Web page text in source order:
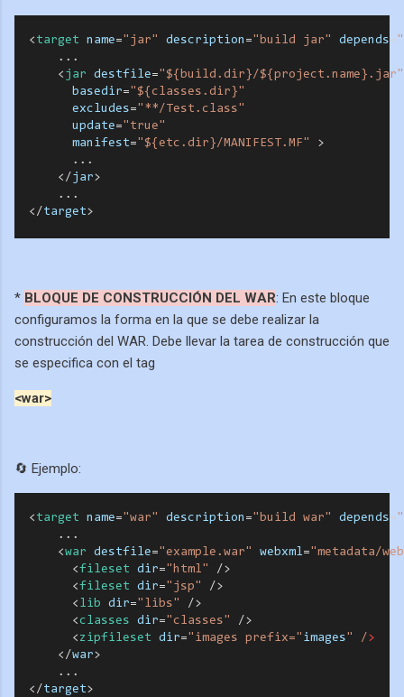
< target name="jar" description ="build jar" depends=
...
< jar destfile="${build.dir}/${project.name}.jar"
basedir="${classes.dir}"
excludes="**/Test.class"
update="true"
manifest="${etc.dir}/MANIFEST.MF"
>
...
< / jar>
  ...
< / target>
* BLOQUE DE CONSTRUCCIÓN DEL WAR: En este bloque
configuramos la forma en la que se debe realizar la
construcción del WAR. Debe llevar la tarea de construcción que
se especifica con el tag
<war>
🔄 Ejemplo:
< target name="war" description ="build war" depends=
...
<war destfile="example.war" webxml="metadata/
<fileset dir="html" / >
<fileset dir="jsp" / >
< lib dir="libs" / >
<classes dir="classes" / >
< zipfileset dir="images prefix=" images" / >
< /war>
      ...
< / target>